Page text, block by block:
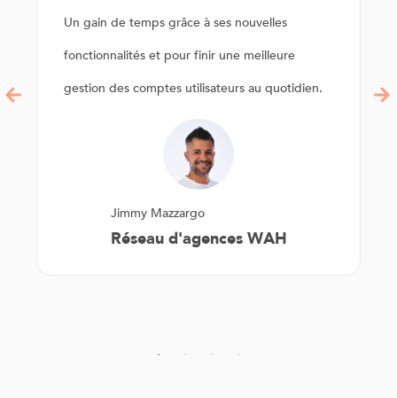
Un gain de temps grâce à ses nouvelles
fonctionnalités et pour finir une meilleure
gestion des comptes utilisateurs au quotidien.
Jimmy Mazzargo
Réseau d'agences WAH